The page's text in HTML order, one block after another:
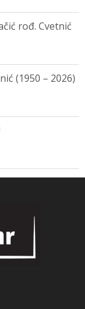
rođ. Cvetnić
(1950 – 2026)